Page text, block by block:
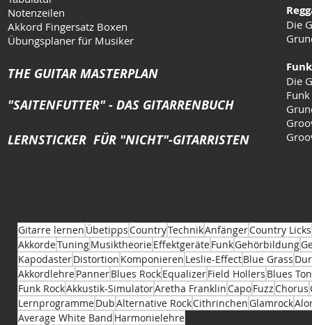
Notenzeilen
Akkord Fingersatz Boxen
Übungsplaner für Musiker
THE GUITAR MASTERPLAN
"SAITENFUTTER" - DAS GITARRENBUCH
LERNSTICKER FÜR "NICHT"-GITARRISTEN
Die
Die
Gitarre lernen ÜbetippsCountryTechnikAnfängerCountry Licks
AkkordeTuningMusiktheorieEffektgeräteFunkGehörbildung
KapodasterDistortion Komponieren Leslie-EffectBlue Grass
AkkordlehrePannerBlues RockEqualizerField Hollers Blues
Funk RockAkkustik-SimulatorAretha FranklinCapoFuzzChorus
LernprogrammeDubAlternative RockCithrinchenGlamrock
Average White Band Harmonielehre